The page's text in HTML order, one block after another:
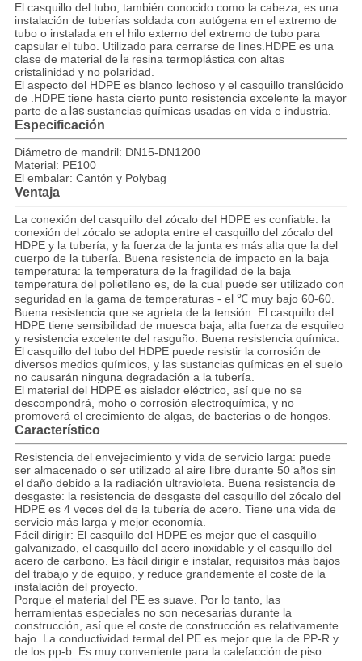
El casquillo del tubo, también conocido como la cabeza, es una
instalación de tuberías soldada con autógena en el extremo de
tubo o instalada en el hilo externo del extremo de tubo para
capsular el tubo. Utilizado para cerrarse de lines.HDPE es una
clase de material de la resina termoplástica con altas
cristalinidad y no polaridad.
El aspecto del HDPE es blanco lechoso y el casquillo translúcido
de .HDPE tiene hasta cierto punto resistencia excelente la mayor
parte de alas sustancias químicas usadas en vida e industria.
Especificación
Diámetro de mandril: DN15-DN1200
Material: PE100
El embalar: Cantón y Polybag
Ventaja
La conexión del casquillo del zócalo del HDPE es confiable: la
conexión del zócalo se adopta entre el casquillo del zócalo del
HDPE y la tubería, y la fuerza de la junta es más alta que la del
cuerpo de la tubería. Buena resistencia de impacto en la baja
temperatura: la temperatura de la fragilidad de la baja
temperatura del polietileno es, de la cual puede ser utilizado con
seguridad en la gama de temperaturas - el ℃ muy bajo 60-60.
Buena resistencia que se agrieta de la tensión: El casquillo del
HDPE tiene sensibilidad de muesca baja, alta fuerza de esquileo
y resistencia excelente del rasguño. Buena resistencia química:
El casquillo del tubo del HDPE puede resistir la corrosión de
diversos medios químicos, y las sustancias químicas en el suelo
no causarán ninguna degradación a la tubería.
El material del HDPE es aislador eléctrico, así que no se
descompondrá, moho o corrosión electroquímica, y no
promoverá el crecimiento de algas, de bacterias o de hongos.
Característico
Resistencia del envejecimiento y vida de servicio larga: puede
ser almacenado o ser utilizado al aire libre durante 50 años sin
el daño debido a la radiación ultravioleta. Buena resistencia de
desgaste: la resistencia de desgaste del casquillo del zócalo del
HDPE es 4 veces del de la tubería de acero. Tiene una vida de
servicio más larga y mejor economía.
Fácil dirigir: El casquillo del HDPE es mejor que el casquillo
galvanizado, el casquillo del acero inoxidable y el casquillo del
acero de carbono. Es fácil dirigir e instalar, requisitos más bajos
del trabajo y de equipo, y reduce grandemente el coste de la
instalación del proyecto.
Porque el material del PE es suave. Por lo tanto, las
herramientas especiales no son necesarias durante la
construcción, así que el coste de construcción es relativamente
bajo. La conductividad termal del PE es mejor que la de PP-R y
de los pp-b. Es muy conveniente para la calefacción de piso.